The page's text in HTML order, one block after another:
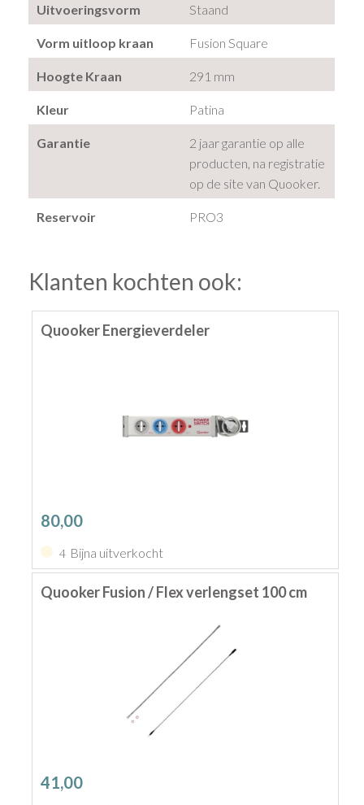
Uitvoeringsvorm Staand
Vorm uitloop kraan Fusion Square
Hoogte Kraan 291 mm
Kleur Patina
Garantie
2 jaar garantie op alle
producten, na registratie
op de site van Quooker.
Reservoir PRO3
Klanten kochten ook:
Quooker Energieverdeler
80,00
4 Bijna uitverkocht
Quooker Fusion / Flex verlengset 100 cm
41,00